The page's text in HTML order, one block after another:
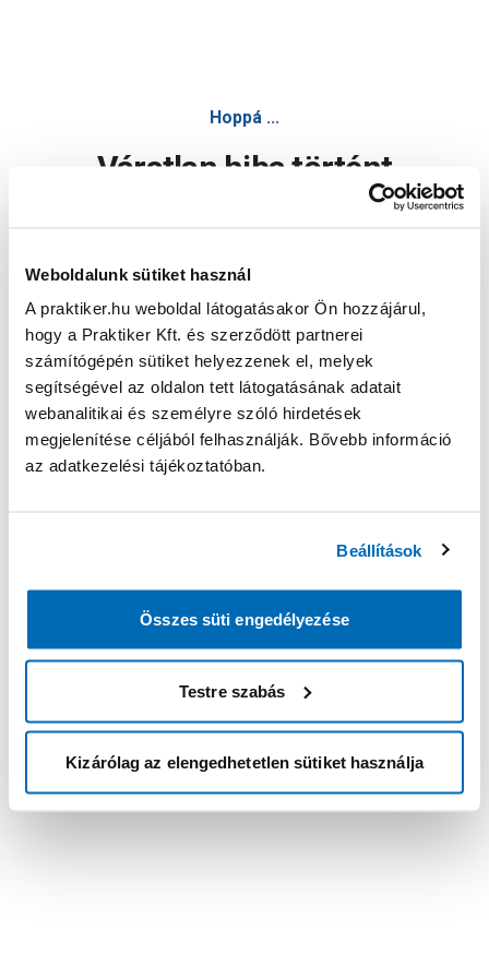
Weboldalunk sütiket használ
A praktiker.hu weboldal látogatásakor Ön hozzájárul,
hogy a Praktiker Kft. és szerződött partnerei
számítógépén sütiket helyezzenek el, melyek
segítségével az oldalon tett látogatásának adatait
webanalitikai és személyre szóló hirdetések
megjelenítése céljából felhasználják. Bővebb információ
az adatkezelési tájékoztatóban.
Beállítások
Összes süti engedélyezése
Testre szabás
Kizárólag az elengedhetetlen sütiket használja
Hoppá ...
Váratlan hiba történt
Oldal újratöltése